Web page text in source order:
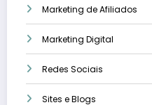
Marketing de Afiliados
Marketing Digital
Redes Sociais
Sites e Blogs